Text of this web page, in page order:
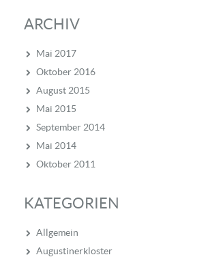
ARCHIV
Mai 2017
Oktober 2016
August 2015
Mai 2015
September 2014
Mai 2014
Oktober 2011
KATEGORIEN
Allgemein
Augustinerkloster